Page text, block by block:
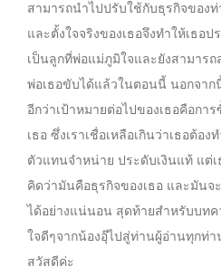
สามารถนำไปปรับใช้กับธุรกิจของ
และตั้งใจจริงของเธอจึงทำให้เธอ
เป็นลูกที่พ่อแม่ภูมิใจและยังสามาร
พ่อเธอขับได้แล้วในตอนนี้ นอกจาก
อีกว่าเป้าหมายต่อไปของเธอคือกา
เธอ ซึ่งเราเชื่อเหลือเกินว่าเธอต้อ
ตัวแทนจำหน่าย ประดับเงินแท้ แต่
คิดว่ามันคือธุรกิจของเธอ และมันจ
ได้อย่างแน่นอน สุดท้ายสำหรับบท
ใจดีๆจากน้องอุ๊ไปสู่ท่านผู้อ่านทุกท่
สวัสดีค่ะ